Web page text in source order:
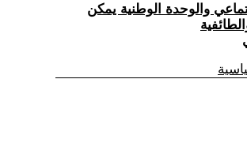
والوحدة الوطنية يمكن